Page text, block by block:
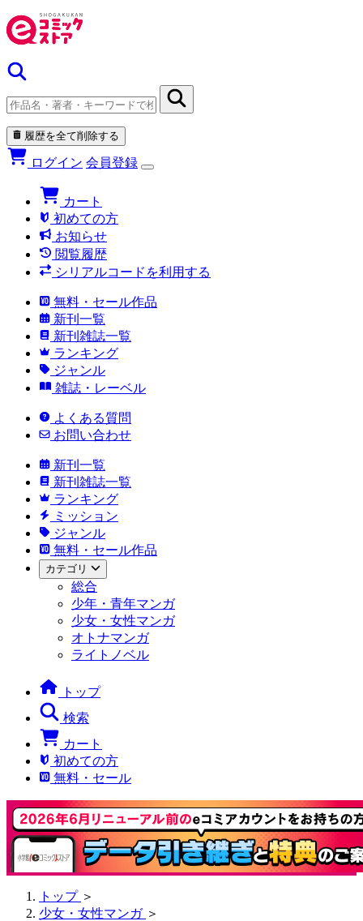
履歴を全て削除する
ログイン 会員登録
カート
初めての方
お知らせ
閲覧履歴
シリアルコードを利用する
無料・セール作品
新刊一覧
新刊雑誌一覧
ランキング
ジャンル
雑誌・レーベル
よくある質問
お問い合わせ
新刊一覧
新刊雑誌一覧
ランキング
ミッション
ジャンル
無料・セール作品
カテゴリ
総合
少年・青年マンガ
少女・女性マンガ
オトナマンガ
ライトノベル
トップ
検索
カート
初めての方
無料・セール
トップ ＞
少女・女性マンガ ＞